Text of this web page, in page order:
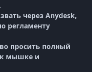
через Anydesk,
регламенту
просить полный
к мышке и